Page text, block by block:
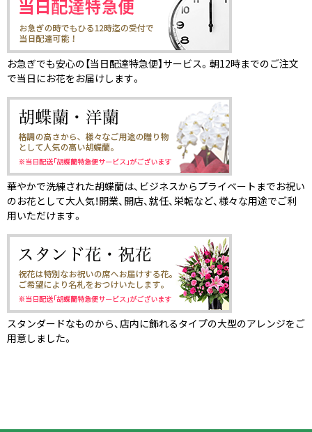
お急ぎでも安心の【当日配達特急便】サービス。朝12時までのご注文
で当日にお花をお届けします。
華やかで洗練された胡蝶蘭は、ビジネスからプライベートまでお祝い
のお花として大人気！開業、開店、就任、栄転など、様々な用途でご利
用いただけます。
スタンダードなものから、店内に飾れるタイプの大型のアレンジをご
用意しました。